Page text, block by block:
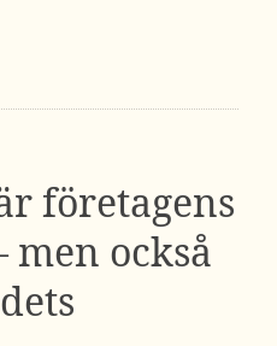
företagens
men också